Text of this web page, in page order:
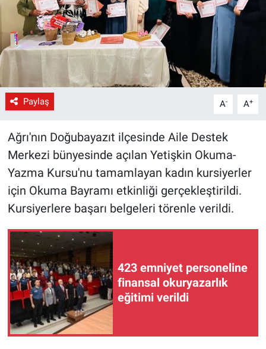
Paylaş A- A+
Ağrı'nın Doğubayazıt ilçesinde Aile Destek
Merkezi bünyesinde açılan Yetişkin Okuma-
Yazma Kursu'nu tamamlayan kadın kursiyerler
için Okuma Bayramı etkinliği gerçekleştirildi.
Kursiyerlere başarı belgeleri törenle verildi.
423 emniyet personeline
finansal okuryazarlık
eğitimi verildi
Spor
Yerel